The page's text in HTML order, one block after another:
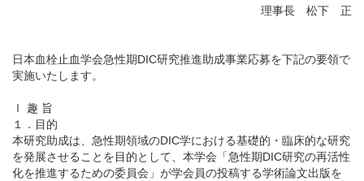
事務手続き（入退会・変更）
リンク
English
理事長 松下 正
日本血栓止血学会急性期DIC研究推進助成事業応募を下記の要領で
実施いたします。
Ⅰ 趣 旨
１．目的
本研究助成は、急性期領域のDIC学における基礎的・臨床的な研究
を発展させることを目的として、本学会「急性期DIC研究の再活性
化を推進するための委員会」が学会員の投稿する学術論文出版を